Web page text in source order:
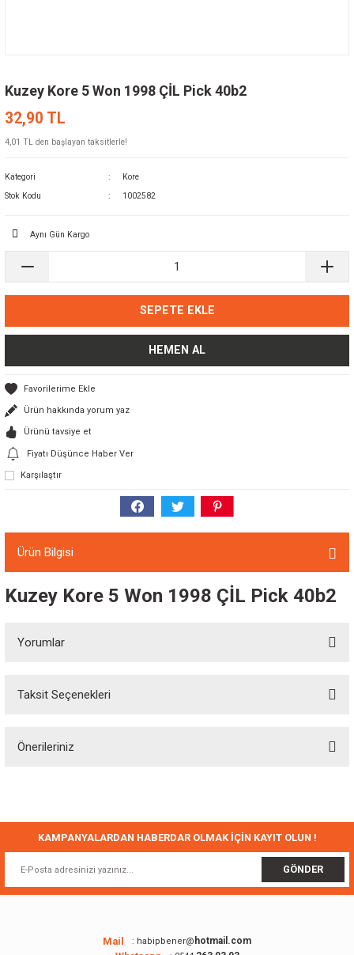
Kuzey Kore 5 Won 1998 ÇİL Pick 40b2
32,90 TL
4,01 TL den başlayan taksitlerle!
Kategori Kore
Stok Kodu 1002582
Aynı Gün Kargo
SEPETE EKLE
HEMEN AL
Ürün hakkında yorum yaz
Ürünü tavsiye et
Fiyatı Düşünce Haber Ver
Karşılaştır
Ürün Bilgisi
Kuzey Kore 5 Won 1998 ÇİL Pick 40b2
Yorumlar
Taksit Seçenekleri
Önerileriniz
Ürün resmi kalitesiz, bozuk veya görüntülenemiyor.
Ürün fiyatı diğer sitelerden daha pahalı.
KAMPANYALARDAN HABERDAR OLMAK İÇİN KAYIT OLUN !
GÖNDER
Mail : habipbener@ hotmail.com